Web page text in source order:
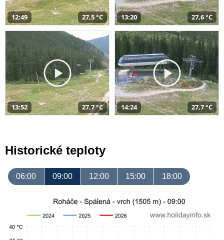
12:49 27,5 °C 13:20 27,6 °C
13:52 27,7 °C 14:24 27,7 °C
Historické teploty
06:00 09:00 12:00 15:00 18:00